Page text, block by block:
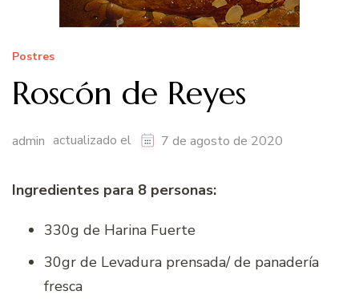
Postres
Roscón de Reyes
admin actualizado el 7 de agosto de 2020
Ingredientes para 8 personas:
330g de Harina Fuerte
30gr de Levadura prensada/ de panadería
fresca